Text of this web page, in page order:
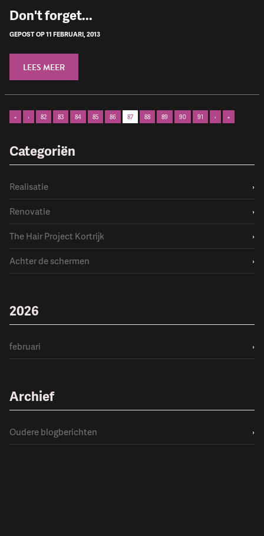
Don't forget...
GEPOST OP 11 FEBRUARI, 2013
LEES MEER
« ‹ 82 83 84 85 86 87 88 89 90 91 › »
Categoriën
Realisatie
›
Renovatie
›
The Hair Project Kortrijk
›
Achter de schermen
›
2026
februari ›
Archief
Oudere blogberichten ›